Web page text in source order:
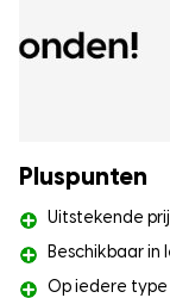
Pluspunten
Uitstekende
Beschikbaar in
Op iedere type